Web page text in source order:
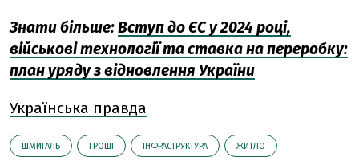
Знати більше:Вступ до ЄС у 2024 році,
військові технології та ставка на переробку:
план уряду з відновлення України
Українська правда
ШМИГАЛЬ ГРОШІ ІНФРАСТРУКТУРА ЖИТЛО